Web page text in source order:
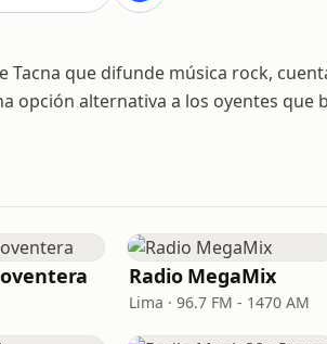
Tacna que difunde música rock,
opción alternativa a los oyentes que
Radio MegaMix
Lima · 96.7 FM - 1470 AM